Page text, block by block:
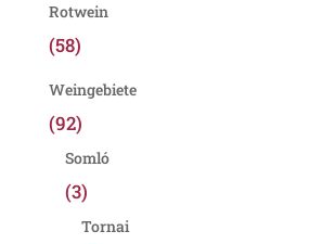
Rotwein
(58)
Weingebiete
(92)
Somló
(3)
Tornai